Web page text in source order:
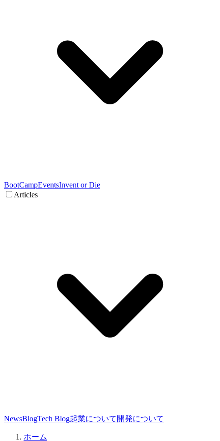
BootCampEventsInvent or Die
Articles
NewsBlogTech Blog起業について 開発について
ホーム